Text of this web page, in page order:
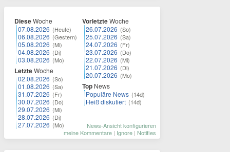
DieseWoche
07.08.2026 (Heute)
06.08.2026 (Gestern)
05.08.2026 (Mi)
04.08.2026 (Di)
03.08.2026 (Mo)
LetzteWoche
02.08.2026 (So)
01.08.2026 (Sa)
31.07.2026 (Fr)
30.07.2026 (Do)
29.07.2026 (Mi)
28.07.2026 (Di)
27.07.2026 (Mo)
VorletzteWoche
26.07.2026 (So)
25.07.2026 (Sa)
24.07.2026 (Fr)
23.07.2026 (Do)
22.07.2026 (Mi)
21.07.2026 (Di)
20.07.2026 (Mo)
Top News
Populäre News (14d)
Heiß diskutiert (14d)
News-Ansicht konfigurieren
meine Kommentare | Ignore | Notifies